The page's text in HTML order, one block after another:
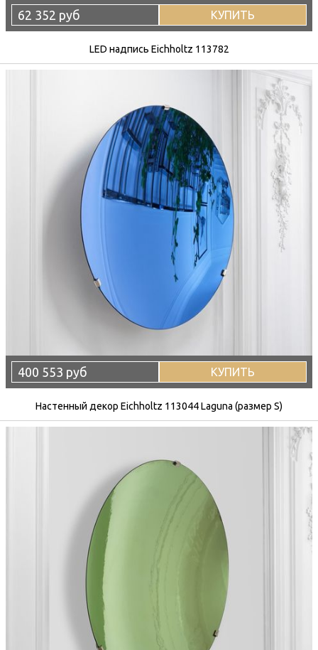
62 352 руб КУПИТЬ
LED надпись Eichholtz 113782
400 553 руб КУПИТЬ
Настенный декор Eichholtz 113044 Laguna (размер S)